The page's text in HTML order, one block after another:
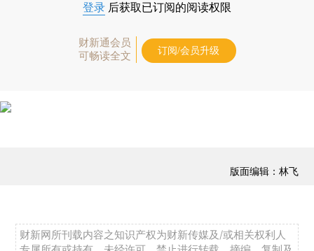
登录 后获取已订阅的阅读权限
财新通会员
可畅读全文
订阅/会员升级
版面编辑：林飞
财新网所刊载内容之知识产权为财新传媒及/或相关权利人